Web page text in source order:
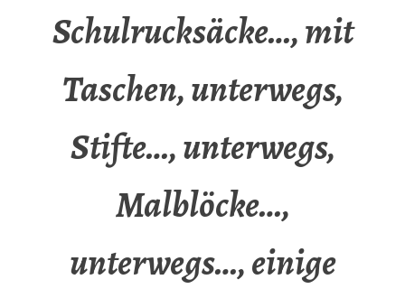
Schulrucksäcke…, mit
Taschen, unterwegs,
Stifte…, unterwegs,
Malblöcke…,
unterwegs…, einige